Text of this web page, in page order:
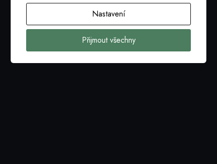
Nastavení
Přijmout všechny